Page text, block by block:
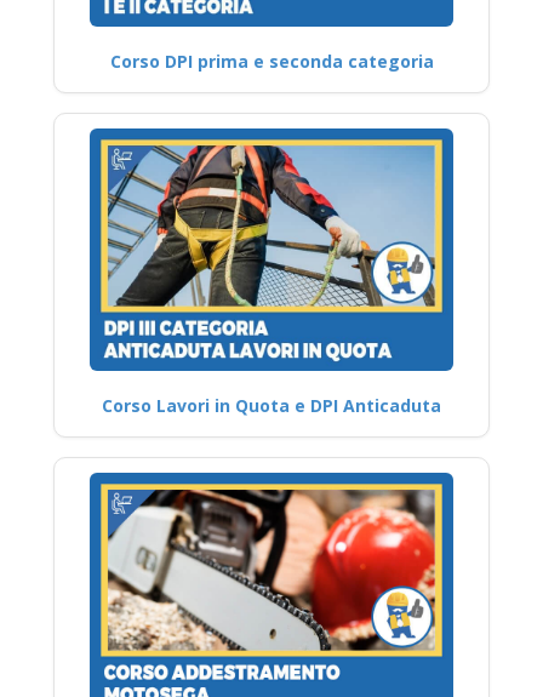
Corso DPI prima e seconda categoria
Corso Lavori in Quota e DPI Anticaduta